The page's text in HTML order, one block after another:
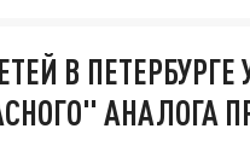
В ПЕТЕРБУРГЕ
АНАЛОГА